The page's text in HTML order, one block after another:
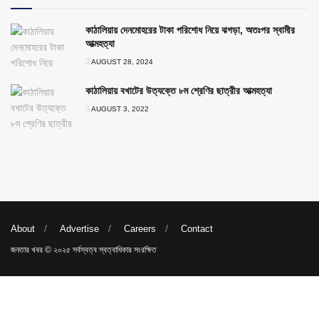
কাঠালিয়ায় দেনমোহরের টাকা পরিশোধ নিয়ে ঝগড়া, অতঃপর স্বামীর
আত্মহত্যা
AUGUST 28, 2024
কাঠালিয়ায় বখাটের উত্যক্তে ৮ম শ্রেণির ছাত্রীর আত্মহত্যা
AUGUST 3, 2022
About Advertise Careers Contact
জনতার খবর © ২০২৫ সর্বস্বত্ব স্বত্বাধিকার সংরক্ষিত